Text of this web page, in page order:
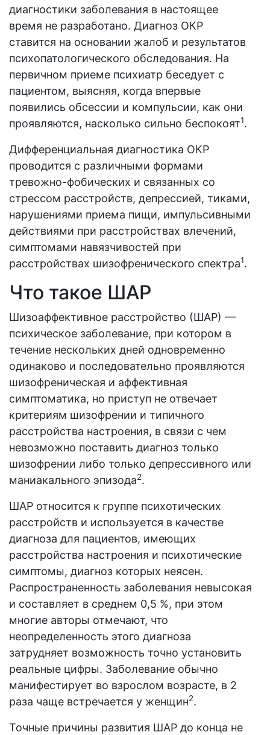
диагностики заболевания в настоящее
время не разработано. Диагноз ОКР
ставится на основании жалоб и результатов
психопатологического обследования. На
первичном приеме психиатр беседует с
пациентом, выясняя, когда впервые
появились обсессии и компульсии, как они
проявляются, насколько сильно беспокоят1.
Дифференциальная диагностика ОКР
проводится с различными формами
тревожно-фобических и связанных со
стрессом расстройств, депрессией, тиками,
нарушениями приема пищи, импульсивными
действиями при расстройствах влечений,
симптомами навязчивостей при
расстройствах шизофренического спектра1.
Что такое ШАР
Шизоаффективное расстройство (ШАР) —
психическое заболевание, при котором в
течение нескольких дней одновременно
одинаково и последовательно проявляются
шизофреническая и аффективная
симптоматика, но приступ не отвечает
критериям шизофрении и типичного
расстройства настроения, в связи с чем
невозможно поставить диагноз только
шизофрении либо только депрессивного или
маниакального эпизода2.
ШАР относится к группе психотических
расстройств и используется в качестве
диагноза для пациентов, имеющих
расстройства настроения и психотические
симптомы, диагноз которых неясен.
Распространенность заболевания невысокая
и составляет в среднем 0,5 %, при этом
многие авторы отмечают, что
неопределенность этого диагноза
затрудняет возможность точно установить
реальные цифры. Заболевание обычно
манифестирует во взрослом возрасте, в 2
раза чаще встречается у женщин2.
Точные причины развития ШАР до конца не